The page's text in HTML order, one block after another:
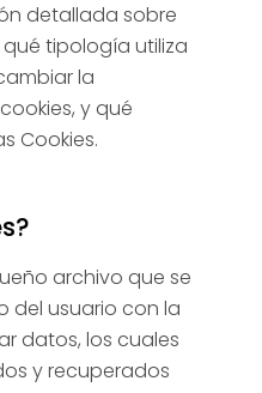
detallada sobre
qué tipología utiliza
la
y qué
Cookies.
archivo que se
del usuario con la
datos, los cuales
y recuperados